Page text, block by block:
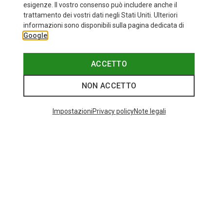
+10
fino a 34%
I più cercati
esigenze. Il vostro consenso può includere anche il
trattamento dei vostri dati negli Stati Uniti. Ulteriori
informazioni sono disponibili sulla pagina dedicata di
Google
ACCETTO
NON ACCETTO
ImpostazioniPrivacy policyNote legali